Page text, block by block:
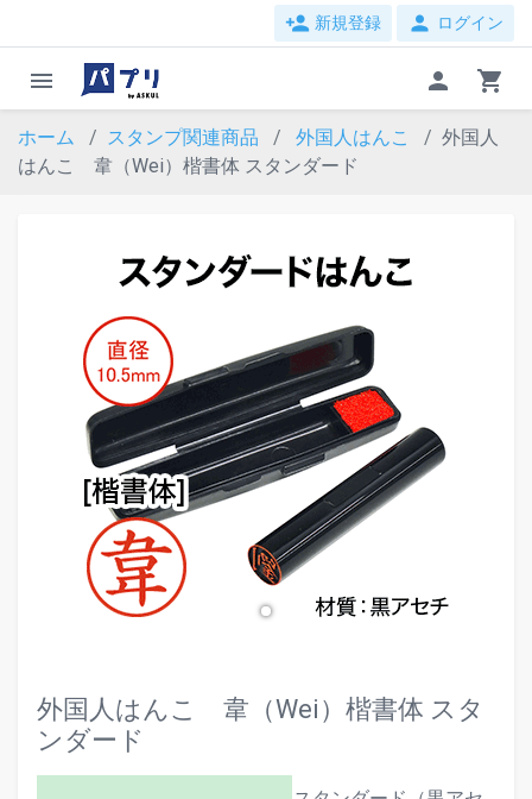
person_add 新規登録 person ログイン
menu person shopping_cart
ホーム スタンプ関連商品 外国人はんこ
外国人
はんこ 韋（Wei）楷書体 スタンダード
外国人はんこ 韋（Wei）楷書体 スタ
ンダード